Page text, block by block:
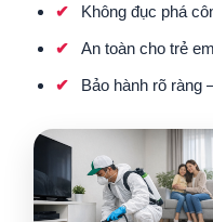
Không đục phá
An toàn cho trẻ
Bảo hành rõ ràng